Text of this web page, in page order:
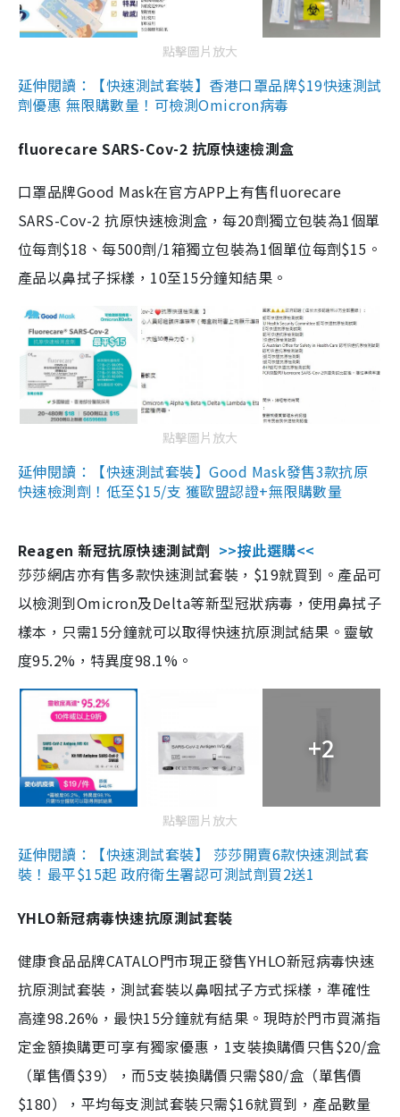
點擊圖片放大
延伸閱讀：【快速測試套裝】香港口罩品牌$19快速測試
劑優惠 無限購數量！可檢測Omicron病毒
fluorecare SARS-Cov-2 抗原快速檢測盒
口罩品牌Good Mask在官方APP上有售fluorecare
SARS-Cov-2 抗原快速檢測盒，每20劑獨立包裝為1個單
位每劑$18、每500劑/1箱獨立包裝為1個單位每劑$15。
產品以鼻拭子採樣，10至15分鐘知結果。
點擊圖片放大
延伸閱讀：【快速測試套裝】Good Mask發售3款抗原
快速檢測劑！低至$15/支 獲歐盟認證+無限購數量
Reagen 新冠抗原快速測試劑 >>按此選購<<
莎莎網店亦有售多款快速測試套裝，$19就買到。產品可
以檢測到Omicron及Delta等新型冠狀病毒，使用鼻拭子
樣本，只需15分鐘就可以取得快速抗原測試結果。靈敏
度95.2%，特異度98.1%。
+2
點擊圖片放大
延伸閱讀：【快速測試套裝】 莎莎開賣6款快速測試套
裝！最平$15起 政府衛生署認可測試劑買2送1
YHLO新冠病毒快速抗原測試套裝
健康食品品牌CATALO門市現正發售YHLO新冠病毒快速
抗原測試套裝，測試套裝以鼻咽拭子方式採樣，準確性
高達98.26%，最快15分鐘就有結果。現時於門市買滿指
定金額換購更可享有獨家優惠，1支裝換購價只售$20/盒
（單售價$39），而5支裝換購價只需$80/盒（單售價
$180），平均每支測試套裝只需$16就買到，產品數量